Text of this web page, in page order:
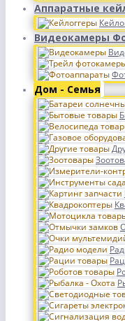
Аппаратные
Видеокамеры
Дом - Семья